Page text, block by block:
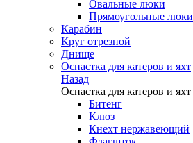
Овальные люки
Прямоугольные люки
Карабин
Круг отрезной
Днище
Оснастка для катеров и яхт
Назад
Оснастка для катеров и яхт
Битенг
Клюз
Кнехт нержавеющий